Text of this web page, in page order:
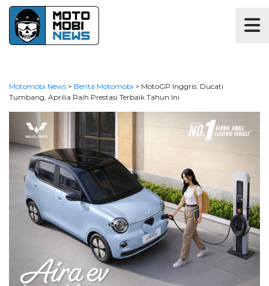
Motomobi News > Berita Motomobi > MotoGP Inggris: Ducati
Tumbang, Aprilia Raih Prestasi Terbaik Tahun Ini